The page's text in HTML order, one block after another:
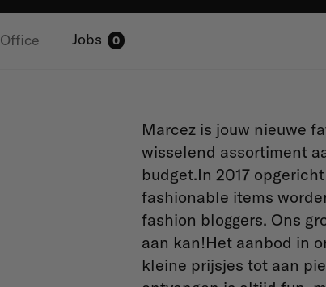
Office Jobs 0
Marcez is jouw nieuwe
wisselend assortiment
budget.In 2017
fashionable items
fashion bloggers. Ons
aan kan!Het aanbod in
kleine prijsjes tot aan